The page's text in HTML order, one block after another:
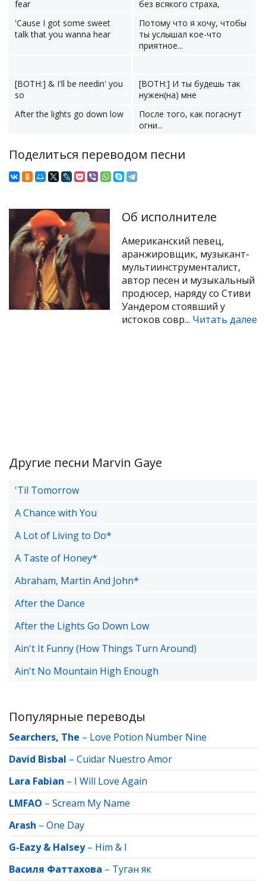
fear
без всякого страха,
'Cause I got some sweet
talk that you wanna hear
Потому что я хочу, чтобы
ты услышал кое-что
приятное...
[BOTH:] & I'll be needin' you
so
[BOTH:] И ты будешь так
нужен(на) мне
After the lights go down low
После того, как погаснут
огни...
Поделиться переводом песни
Об исполнителе
Американский певец,
аранжировщик, музыкант-
мультиинструменталист,
автор песен и музыкальный
продюсер, наряду со Стиви
Уандером стоявший у
истоков совр... Читать далее
Другие песни Marvin Gaye
'Til Tomorrow
A Chance with You
A Lot of Living to Do*
A Taste of Honey*
Abraham, Martin And John*
After the Dance
After the Lights Go Down Low
Ain't It Funny (How Things Turn Around)
Ain't No Mountain High Enough
Популярные переводы
Searchers, The – Love Potion Number Nine
David Bisbal – Cuidar Nuestro Amor
Lara Fabian – I Will Love Again
LMFAO – Scream My Name
Arash – One Day
G-Eazy & Halsey– Him & I
Василя Фаттахова – Туган як